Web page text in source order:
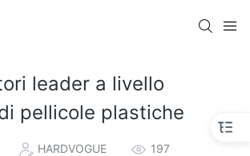
leader a livello
pellicole plastiche
HARDVOGUE 197